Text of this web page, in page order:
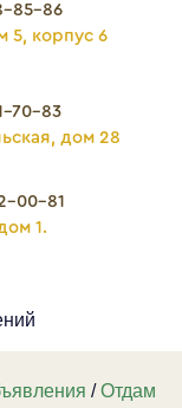
85-86
5, корпус 6
70-83
дом 28
00-81
1.
/Отдам